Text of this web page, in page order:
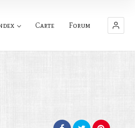
Carte Forum